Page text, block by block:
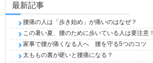
最新記事
腰痛の人は「歩き始め」が痛いのはなぜ？
この暑い夏、腰のために歩いている人は要注意！
家事で腰が痛くなる人へ 腰を守る5つのコツ
太ももの裏が硬いと腰痛になる？